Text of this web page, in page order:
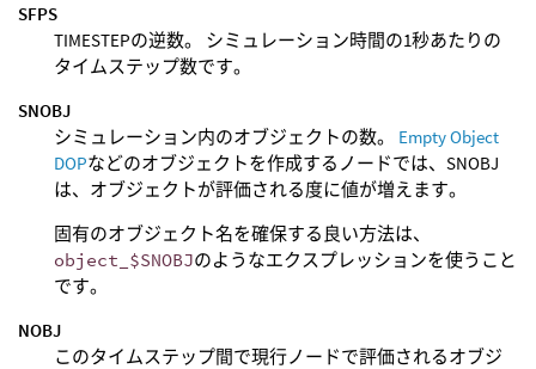
SFPS
TIMESTEPの逆数。 シミュレーション時間の1秒あたりの
タイムステップ数です。
SNOBJ
シミュレーション内のオブジェクトの数。 Empty Object
DOPなどのオブジェクトを作成するノードでは、SNOBJ
は、オブジェクトが評価される度に値が増えます。
固有のオブジェクト名を確保する良い方法は、
object_$SNOBJのようなエクスプレッションを使うこと
です。
NOBJ
このタイムステップ間で現行ノードで評価されるオブジ